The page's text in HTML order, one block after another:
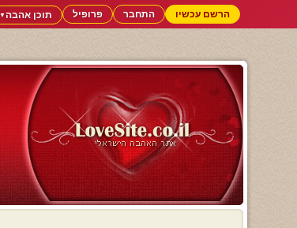
הרשם עכשיו התחבר פרופיל תוכן אהבה▼